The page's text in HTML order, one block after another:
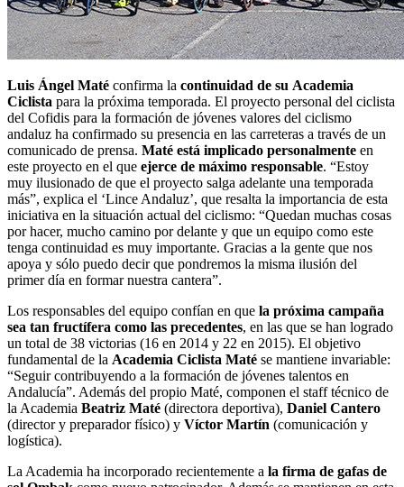
Luis Ángel Maté confirma la continuidad de su Academia
Ciclista para la próxima temporada. El proyecto personal del ciclista
del Cofidis para la formación de jóvenes valores del ciclismo
andaluz ha confirmado su presencia en las carreteras a través de un
comunicado de prensa. Maté está implicado personalmente en
este proyecto en el que ejerce de máximo responsable. “Estoy
muy ilusionado de que el proyecto salga adelante una temporada
más”, explica el ‘Lince Andaluz’, que resalta la importancia de esta
iniciativa en la situación actual del ciclismo: “Quedan muchas cosas
por hacer, mucho camino por delante y que un equipo como este
tenga continuidad es muy importante. Gracias a la gente que nos
apoya y sólo puedo decir que pondremos la misma ilusión del
primer día en formar nuestra cantera”.
Los responsables del equipo confían en que la próxima campaña
sea tan fructífera como las precedentes, en las que se han logrado
un total de 38 victorias (16 en 2014 y 22 en 2015). El objetivo
fundamental de la Academia Ciclista Maté se mantiene invariable:
“Seguir contribuyendo a la formación de jóvenes talentos en
Andalucía”. Además del propio Maté, componen el staff técnico de
la Academia Beatriz Maté (directora deportiva), Daniel Cantero
(director y preparador físico) y Víctor Martín (comunicación y
logística).
La Academia ha incorporado recientemente a la firma de gafas de